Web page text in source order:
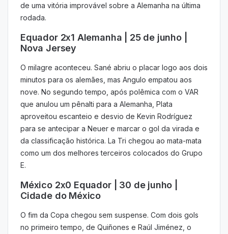
de uma vitória improvável sobre a Alemanha na última
rodada.
Equador 2x1 Alemanha | 25 de junho |
Nova Jersey
O milagre aconteceu. Sané abriu o placar logo aos dois
minutos para os alemães, mas Angulo empatou aos
nove. No segundo tempo, após polêmica com o VAR
que anulou um pênalti para a Alemanha, Plata
aproveitou escanteio e desvio de Kevin Rodríguez
para se antecipar a Neuer e marcar o gol da virada e
da classificação histórica. La Tri chegou ao mata-mata
como um dos melhores terceiros colocados do Grupo
E.
México 2x0 Equador | 30 de junho |
Cidade do México
O fim da Copa chegou sem suspense. Com dois gols
no primeiro tempo, de Quiñones e Raúl Jiménez, o